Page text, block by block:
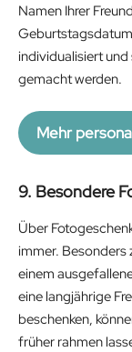
Namen Ihrer
individualisiert und
gemacht werden.
Mehr
9. Besondere
Über
immer. Besonders
einem
eine langjährige
beschenken,
früher rahmen